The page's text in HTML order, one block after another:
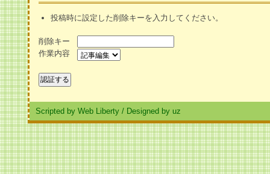
投稿時に設定した削除キーを入力してください。
削除キー
作業内容
Scripted by Web Liberty / Designed by uz